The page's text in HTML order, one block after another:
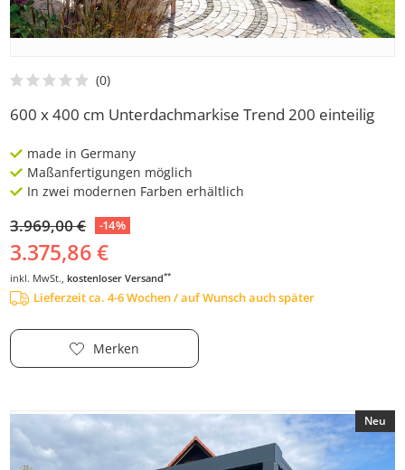
600 x 400 cm Unterdachmarkise Trend 200 einteilig
made in Germany
Maßanfertigungen möglich
In zwei modernen Farben erhältlich
3.969,00 € -14%
3.375,86 €
inkl. MwSt., kostenloser Versand**
Lieferzeit ca. 4-6 Wochen / auf Wunsch auch später
Merken
Neu